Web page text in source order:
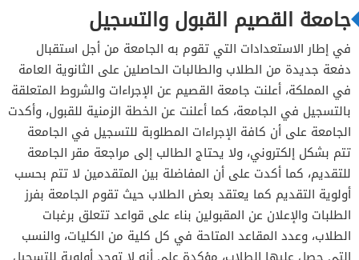
جامعة القصيم القبول والتسجيل
في إطار الاستعدادات التي تقوم به الجامعة من أجل استقبال
دفعة جديدة من الطلاب والطالبات الحاصلين على الثانوية العامة
في المملكة، أعلنت جامعة القصيم عن الإجراءات والشروط المتعلقة
بالتسجيل في الجامعة، كما أعلنت عن الخطة الزمنية للقبول، وأكدت
الجامعة على أن كافة الإجراءات المطلوبة للتسجيل في الجامعة
تتم بشكل إلكتروني، ولا يحتاج الطالب إلى مراجعة مقر الجامعة
للتقديم، كما أكدت على أن المفاضلة بين المتقدمين لا تتم بحسب
أولوية التقديم كما يعتقد بعض الطلاب حيث تقوم الجامعة بفرز
الطلبات والإعلان عن المقبولين بناء على قواعد تتعلق برغبات
الطلاب، وعدد المقاعد المتاحة في كل كلية من الكليات، والنسب